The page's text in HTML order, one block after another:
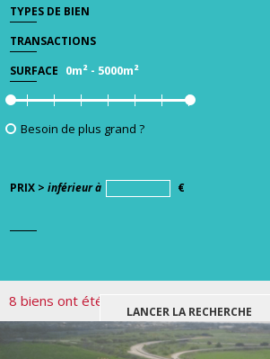
TYPES DE BIEN
TRANSACTIONS
SURFACE 0m² - 5000m²
Besoin de plus grand ?
PRIX > inférieur à €
8 biens ont été trouvés pour votre